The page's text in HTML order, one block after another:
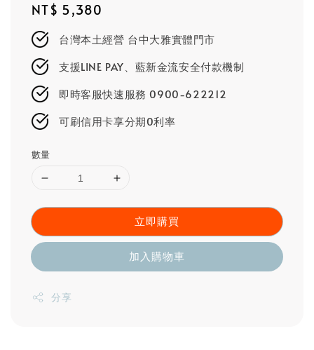
Regular
price
NT$ 5,380
台灣本土經營 台中大雅實體門市
支援LINE PAY、藍新金流安全付款機制
即時客服快速服務 0900-622212
可刷信用卡享分期0利率
數量
立即購買
加入購物車
分享